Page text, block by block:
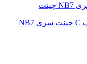
3,167,729 تومان